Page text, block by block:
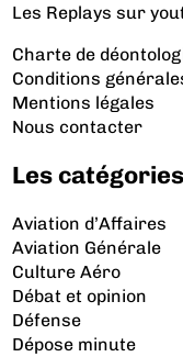
Les Replays sur
Charte de
Conditions
Mentions légales
Nous contacter
Les
Aviation d’Affaires
Aviation Générale
Culture Aéro
Débat et opinion
Défense
Dépose minute